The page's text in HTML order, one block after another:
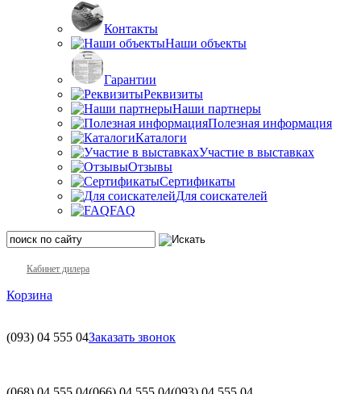
Контакты
Наши объекты
Гарантии
Реквизиты
Наши партнеры
Полезная информация
Каталоги
Участие в выставках
Отзывы
Сертификаты
Для соискателей
FAQ
Кабинет дилера
Корзина
(093) 04 555 04Заказать звонок